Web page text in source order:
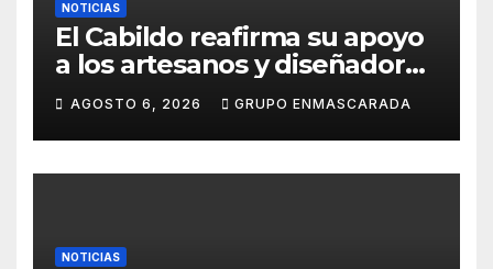
NOTICIAS
El Cabildo reafirma su apoyo
a los artesanos y diseñadores
del Carnaval de Tenerife
AGOSTO 6, 2026 GRUPO ENMASCARADA
NOTICIAS